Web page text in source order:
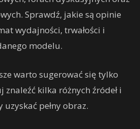
Sprawdź, jakie są opinie
wydajności, trwałości i
modelu.
warto sugerować się tylko
kilka różnych źródeł i
pełny obraz.